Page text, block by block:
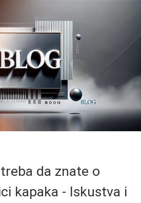
da znate o
kapaka - Iskustva i